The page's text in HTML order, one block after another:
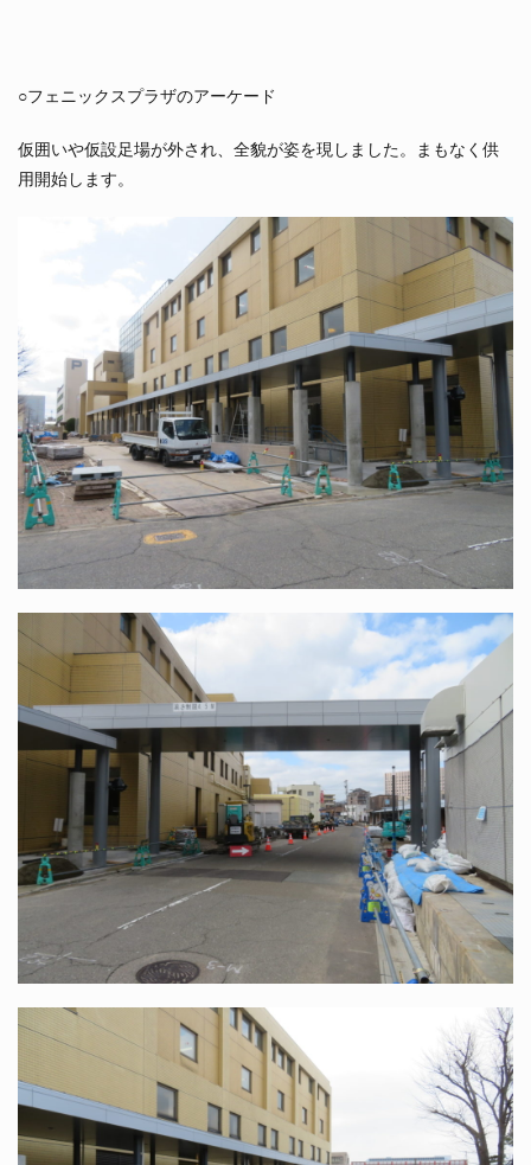
○フェニックスプラザのアーケード
仮囲いや仮設足場が外され、全貌が姿を現しました。まもなく供
用開始します。